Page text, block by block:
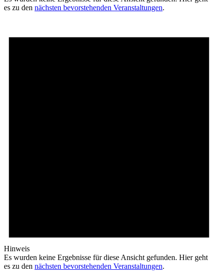
es zu den nächsten bevorstehenden Veranstaltungen.
Hinweis
Es wurden keine Ergebnisse für diese Ansicht gefunden. Hier geht
es zu den nächsten bevorstehenden Veranstaltungen.